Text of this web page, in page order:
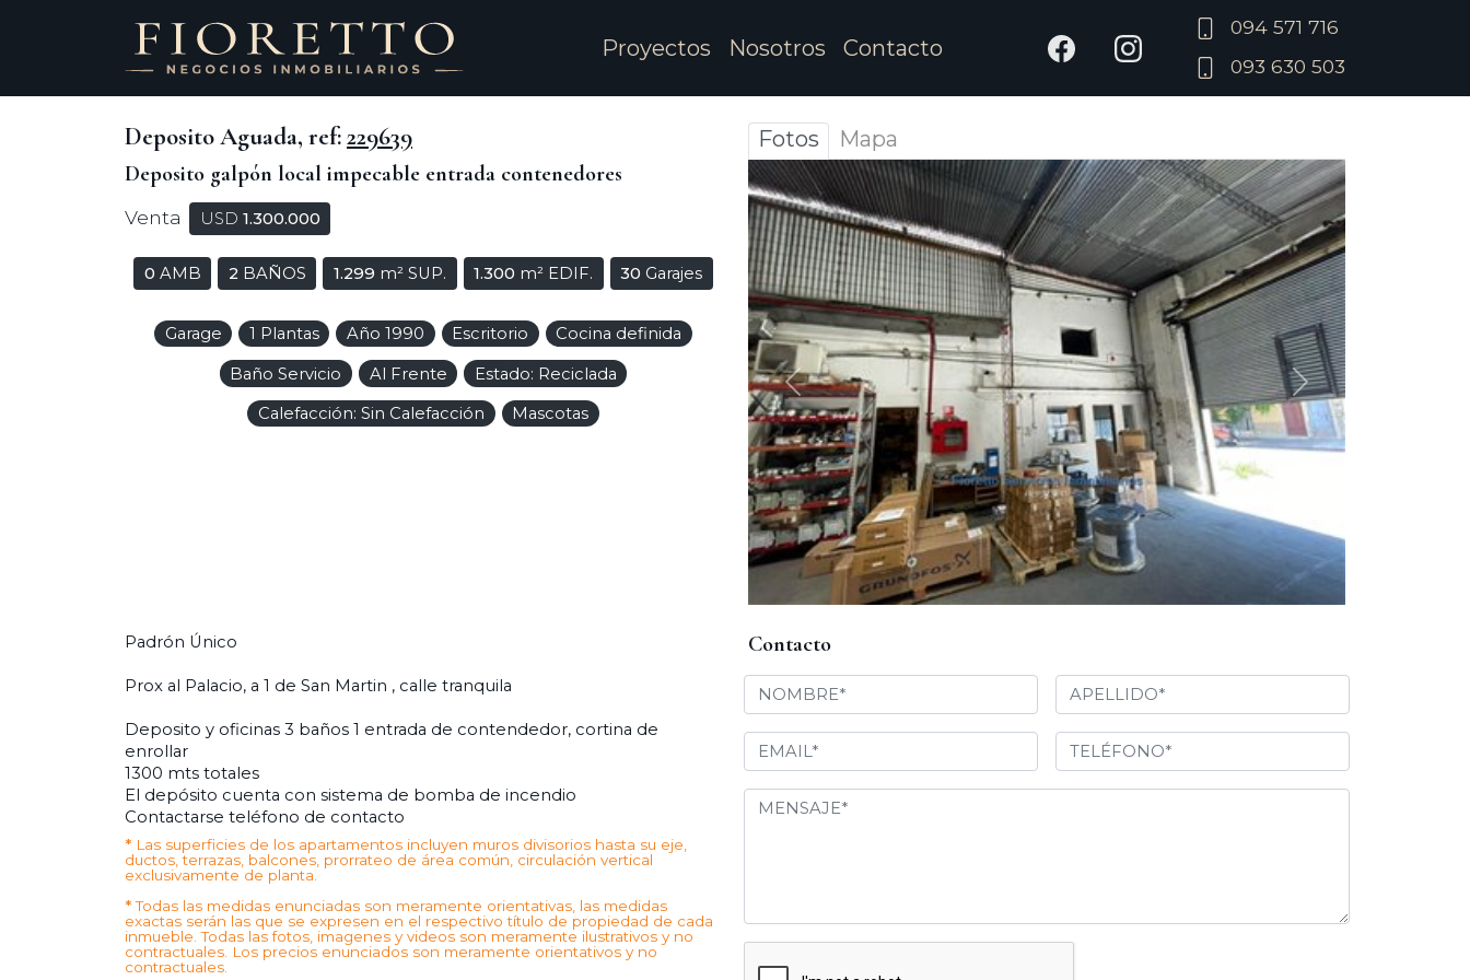
Proyectos Nosotros Contacto
094 571 716
093 630 503
Deposito Aguada, ref:229639
Deposito galpón local impecable entrada contenedores
Venta USD 1.300.000
0 AMB 2BAÑOS 1.299 m² SUP. 1.300 m² EDIF. 30 Garajes
Garage 1 Plantas Año 1990 Escritorio Cocina definida
Baño Servicio Al Frente Estado: Reciclada
Calefacción: Sin Calefacción Mascotas
Fotos Mapa
Anterior Siguiente
Padrón Único
Prox al Palacio, a 1 de San Martin , calle tranquila
Deposito y oficinas 3 baños 1 entrada de contendedor, cortina de
enrollar
1300 mts totales
El depósito cuenta con sistema de bomba de incendio
Contactarse teléfono de contacto
* Las superficies de los apartamentos incluyen muros divisorios hasta su eje,
ductos, terrazas, balcones, prorrateo de área común, circulación vertical
exclusivamente de planta.
*Todas las medidas enunciadas son meramente orientativas, las medidas
exactas serán las que se expresen en el respectivo título de propiedad de cada
inmueble. Todas las fotos, imagenes y videos son meramente ilustrativos y no
contractuales. Los precios enunciados son meramente orientativos y no
contractuales.
Contacto